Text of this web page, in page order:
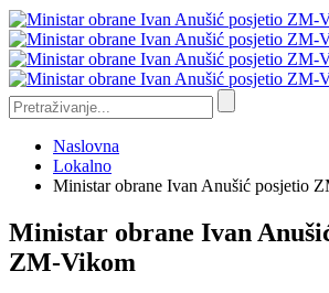
Naslovna
Lokalno
Ministar obrane Ivan Anušić posjetio
Ministar obrane Ivan
ZM-Vikom